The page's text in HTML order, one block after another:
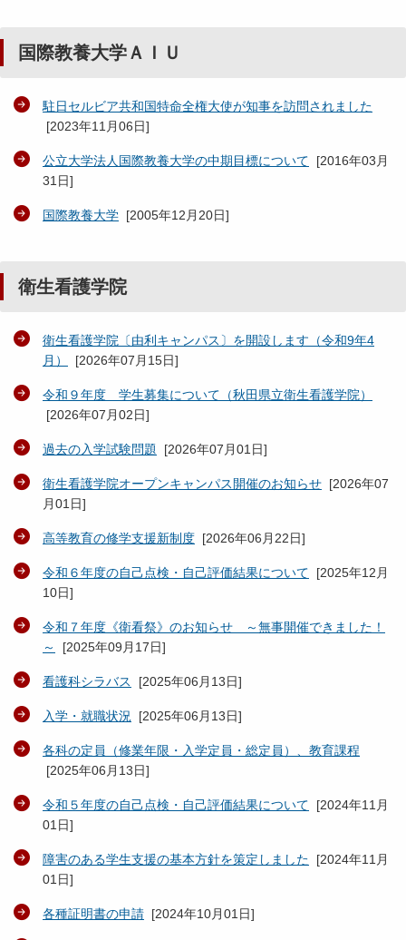
国際教養大学ＡＩＵ
駐日セルビア共和国特命全権大使が知事を訪問されました
[2023年11月06日]
公立大学法人国際教養大学の中期目標について [2016年03月
31日]
国際教養大学 [2005年12月20日]
衛生看護学院
衛生看護学院〔由利キャンパス〕を開設します（令和9年4
月）
[2026年07月15日]
令和９年度 学生募集について（秋田県立衛生看護学院）
[2026年07月02日]
過去の入学試験問題 [2026年07月01日]
衛生看護学院オープンキャンパス開催のお知らせ [2026年07
月01日]
高等教育の修学支援新制度 [2026年06月22日]
令和６年度の自己点検・自己評価結果について [2025年12月
10日]
令和７年度《衛看祭》のお知らせ ～無事開催できました！
～
[2025年09月17日]
看護科シラバス [2025年06月13日]
入学・就職状況 [2025年06月13日]
各科の定員（修業年限・入学定員・総定員）、教育課程
[2025年06月13日]
令和５年度の自己点検・自己評価結果について [2024年11月
01日]
障害のある学生支援の基本方針を策定しました [2024年11月
01日]
各種証明書の申請 [2024年10月01日]